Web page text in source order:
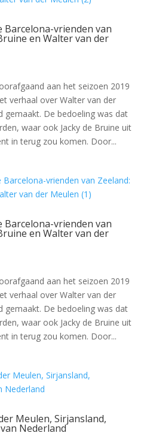
Barcelona-vrienden van
en Walter van der
aan het seizoen 2019
verhaal over Walter van der
gemaakt. De bedoeling was dat
waar ook Jacky de Bruine uit
in terug zou komen. Door...
Barcelona-vrienden van
en Walter van der
aan het seizoen 2019
verhaal over Walter van der
gemaakt. De bedoeling was dat
waar ook Jacky de Bruine uit
in terug zou komen. Door...
Meulen, Sirjansland,
Nederland